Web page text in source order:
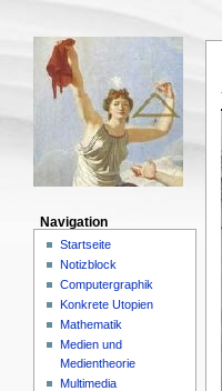
Navigation
Startseite
Notizblock
Computergraphik
Konkrete Utopien
Mathematik
Medien und
Medientheorie
Multimedia